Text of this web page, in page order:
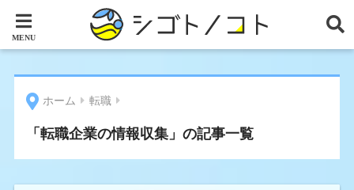
ホーム 転職
「転職企業の情報収集」の記事一覧